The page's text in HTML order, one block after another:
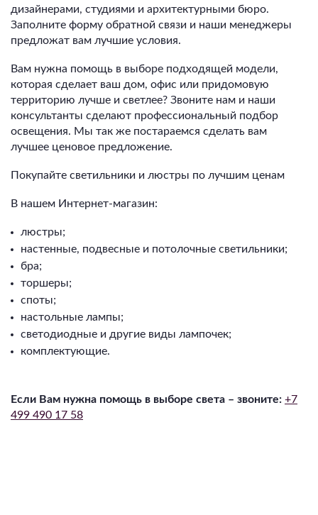
дизайнерами, студиями и архитектурными бюро.
Заполните форму обратной связи и наши менеджеры
предложат вам лучшие условия.
Вам нужна помощь в выборе подходящей модели,
которая сделает ваш дом, офис или придомовую
территорию лучше и светлее? Звоните нам и наши
консультанты сделают профессиональный подбор
освещения. Мы так же постараемся сделать вам
лучшее ценовое предложение.
Покупайте светильники и люстры по лучшим ценам
В нашем Интернет-магазин:
люстры;
настенные, подвесные и потолочные светильники;
бра;
торшеры;
споты;
настольные лампы;
светодиодные и другие виды лампочек;
комплектующие.⁠
Если Вам нужна помощь в выборе света – звоните: +7
499 490 17 58